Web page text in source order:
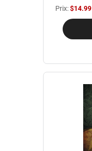
Prix:$14.99